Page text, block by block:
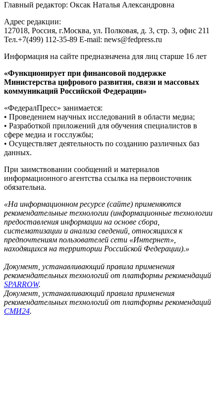
Главный редактор: Оксак Наталья Александровна
Адрес редакции:
127018, Россия, г.Москва, ул. Полковая, д. 3, стр. 3, офис 211
Тел.+7(499) 112-35-89 E-mail: news@fedpress.ru
Информация на сайте предназначена для лиц старше 16 лет
«Функционирует при финансовой поддержке
Министерства цифрового развития, связи и массовых
коммуникаций Российской Федерации»
«ФедералПресс» занимается:
• Проведением научных исследований в области медиа;
• Разработкой приложений для обучения специалистов в
сфере медиа и госслужбы;
• Осуществляет деятельность по созданию различных баз
данных.
При заимствовании сообщений и материалов
информационного агентства ссылка на первоисточник
обязательна.
«На информационном ресурсе (сайте) применяются
рекомендательные технологии (информационные технологии
предоставления информации на основе сбора,
систематизации и анализа сведений, относящихся к
предпочтениям пользователей сети «Интернет»,
находящихся на территории Российской Федерации).»
Документ, устанавливающий правила применения
рекомендательных технологий от платформы рекомендаций
SPARROW.
Документ, устанавливающий правила применения
рекомендательных технологий от платформы рекомендаций
СМИ24.